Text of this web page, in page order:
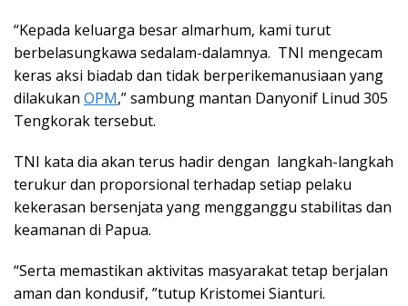
“Kepada keluarga besar almarhum, kami turut
berbelasungkawa sedalam-dalamnya. TNI mengecam
keras aksi biadab dan tidak berperikemanusiaan yang
dilakukan OPM,” sambung mantan Danyonif Linud 305
Tengkorak tersebut.
TNI kata dia akan terus hadir dengan langkah-langkah
terukur dan proporsional terhadap setiap pelaku
kekerasan bersenjata yang mengganggu stabilitas dan
keamanan di Papua.
“Serta memastikan aktivitas masyarakat tetap berjalan
aman dan kondusif, ”tutup Kristomei Sianturi.